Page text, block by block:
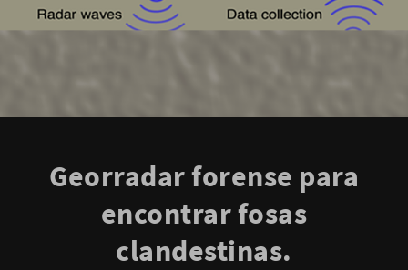
Georradar forense para
encontrar fosas
clandestinas.